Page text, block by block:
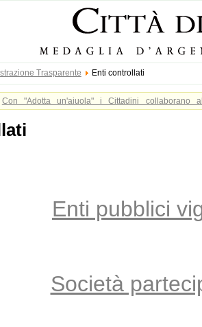
Trasparente Enti controllati
Con "Adotta un'aiuola" i Cittadini collaborano
dell’ambiente, lancia la campagna di
parte attiva alla gestione dei beni comuni. In
targhetta di ringraziamento. Scarica il modulo di
Enti pubblici
Società